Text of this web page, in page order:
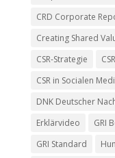
CRD Corporate
Creating Shared
CSR-Strategie
CSR in Socialen
DNK Deutscher
Erklärvideo
GRI
GRI Standard